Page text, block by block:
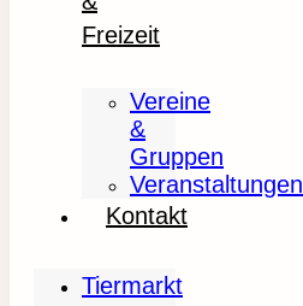
Freizeit
Vereine
&
Gruppen
Veranstaltungen
Kontakt
Tiermarkt